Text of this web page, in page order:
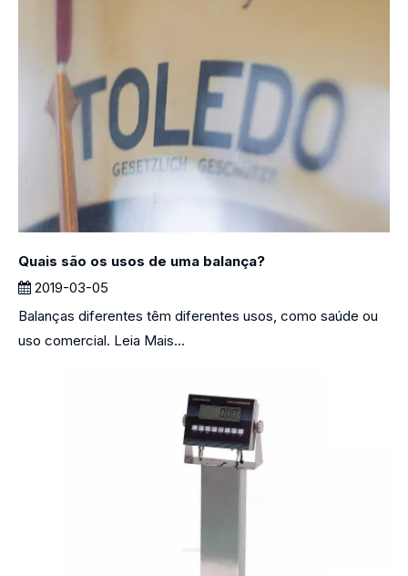
Quais são os usos de uma balança?
2019-03-05
Balanças diferentes têm diferentes usos, como saúde ou
uso comercial. Leia Mais...